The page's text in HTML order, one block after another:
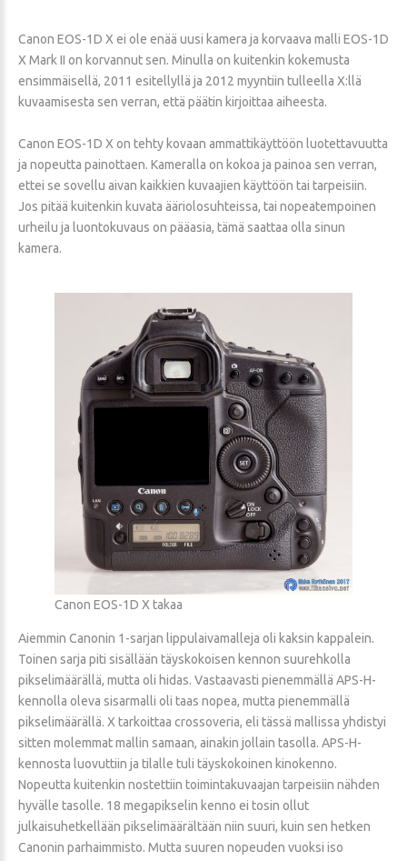
Canon EOS-1D X ei ole enää uusi kamera ja korvaava malli EOS-1D
X Mark II on korvannut sen. Minulla on kuitenkin kokemusta
ensimmäisellä, 2011 esitellyllä ja 2012 myyntiin tulleella X:llä
kuvaamisesta sen verran, että päätin kirjoittaa aiheesta.
Canon EOS-1D X on tehty kovaan ammattikäyttöön luotettavuutta
ja nopeutta painottaen. Kameralla on kokoa ja painoa sen verran,
ettei se sovellu aivan kaikkien kuvaajien käyttöön tai tarpeisiin.
Jos pitää kuitenkin kuvata ääriolosuhteissa, tai nopeatempoinen
urheilu ja luontokuvaus on pääasia, tämä saattaa olla sinun
kamera.
Canon EOS-1D X takaa
Aiemmin Canonin 1-sarjan lippulaivamalleja oli kaksin kappalein.
Toinen sarja piti sisällään täyskokoisen kennon suurehkolla
pikselimäärällä, mutta oli hidas. Vastaavasti pienemmällä APS-H-
kennolla oleva sisarmalli oli taas nopea, mutta pienemmällä
pikselimäärällä. X tarkoittaa crossoveria, eli tässä mallissa yhdistyi
sitten molemmat mallin samaan, ainakin jollain tasolla. APS-H-
kennosta luovuttiin ja tilalle tuli täyskokoinen kinokenno.
Nopeutta kuitenkin nostettiin toimintakuvaajan tarpeisiin nähden
hyvälle tasolle. 18 megapikselin kenno ei tosin ollut
julkaisuhetkellään pikselimäärältään niin suuri, kuin sen hetken
Canonin parhaimmisto. Mutta suuren nopeuden vuoksi iso